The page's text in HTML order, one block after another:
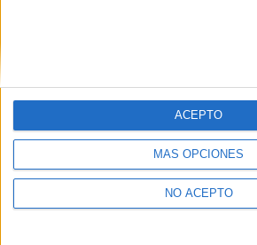
MÁS OPCIONES
NO ACEPTO
ACEPTO
Y como regalo de agradecimiento, por
gratis una copia de nuestro ebook con
primer año de universidad